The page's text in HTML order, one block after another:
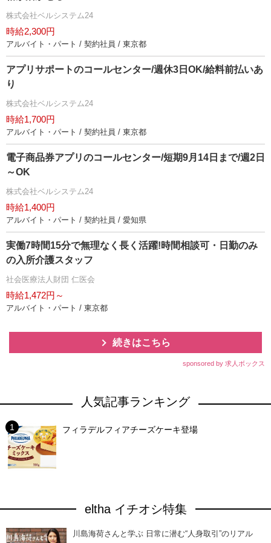
株式会社ベルシステム24
時給2,300円
アルバイト・パート / 契約社員 / 東京都
アプリサポートのコールセンター/週休3日OK/給料前払いあ
り
株式会社ベルシステム24
時給1,700円
アルバイト・パート / 契約社員 / 東京都
電子商品券アプリのコールセンター/短期9月14日まで/週2日
～OK
株式会社ベルシステム24
時給1,400円
アルバイト・パート / 契約社員 / 愛知県
実働7時間15分で無理なく長く活躍!時間相談可・日勤のみ
の入所介護スタッフ
社会医療法人財団 仁医会
時給1,472円～
アルバイト・パート / 東京都
続きはこちら
sponsored by 求人ボックス
人気記事ランキング
フィラデルフィアチーズケーキ登場
eltha イチオシ特集
川島海荷さんと学ぶ 日常に潜む“人身取引”のリアル